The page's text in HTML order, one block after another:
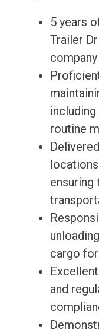
5 years
Trailer
company
routine
ensuring
cargo
and